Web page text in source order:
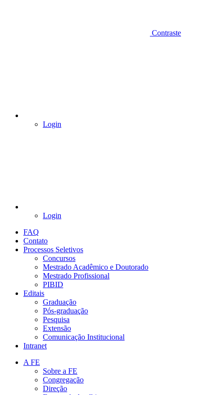
Contraste
Login
Login
FAQ
Contato
Processos Seletivos
Concursos
Mestrado Acadêmico e Doutorado
Mestrado Profissional
PIBID
Editais
Graduação
Pós-graduação
Pesquisa
Extensão
Comunicação Institucional
Intranet
A FE
Sobre a FE
Congregação
Direção